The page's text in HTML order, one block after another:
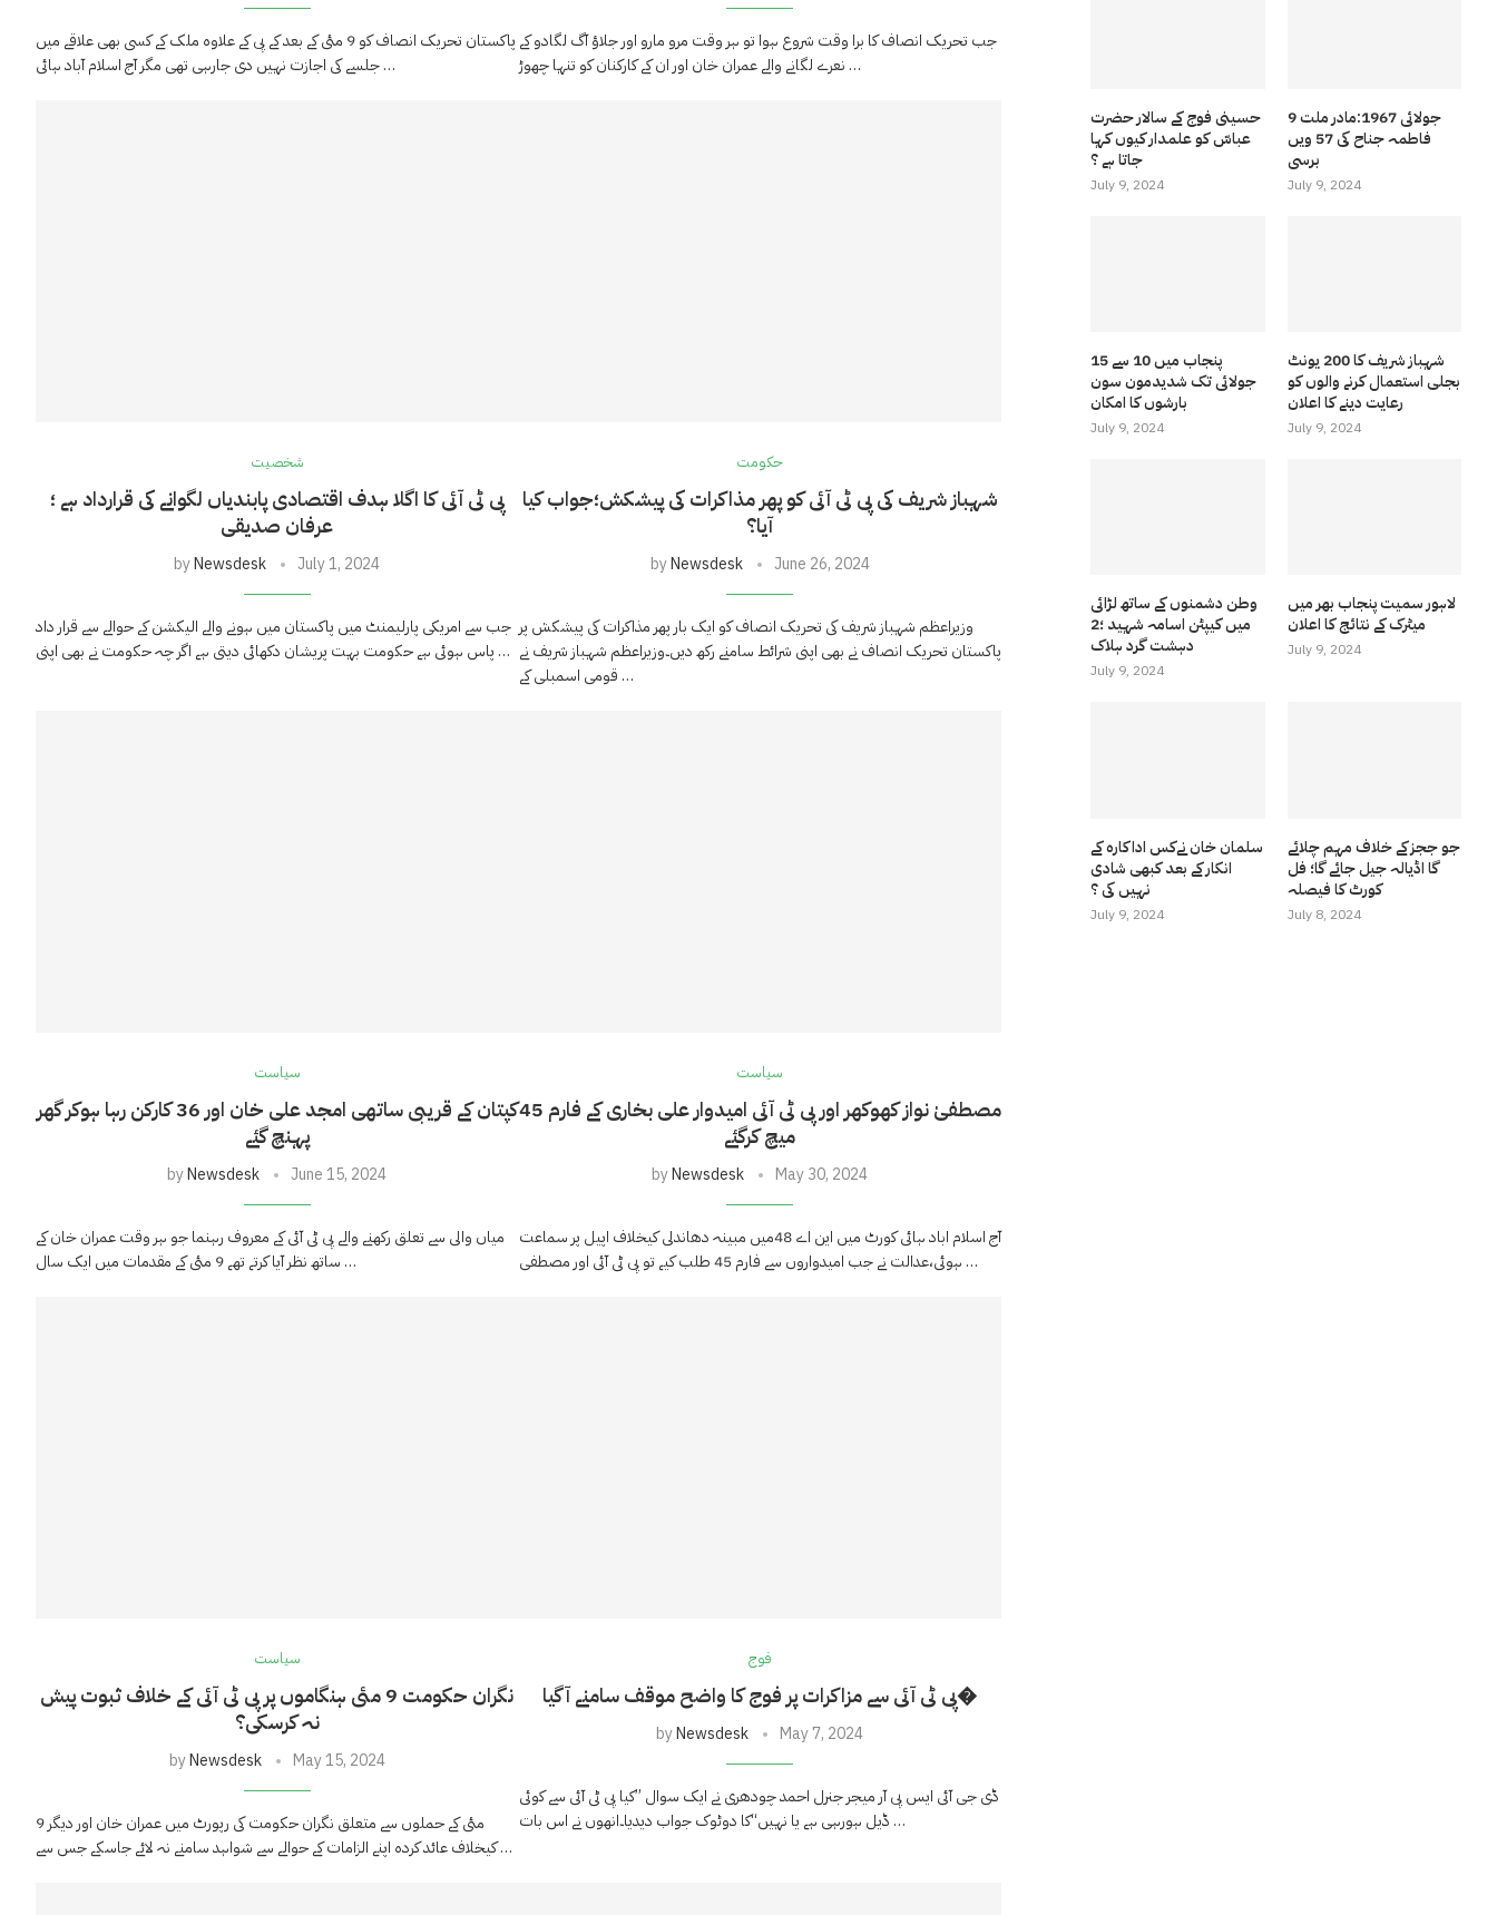
پاکستان تحریک انصاف کو 9 مئی کے بعد کے پی کے علاوہ ملک کے کسی بھی علاقے میں
جلسے کی اجازت نہیں دی جارہی تھی مگر آج اسلام آباد ہائی …
جب تحریک انصاف کا برا وقت شروع ہوا تو ہر وقت مرو مارو اور جلاؤ آگ لگادو کے
نعرے لگانے والے عمران خان اور ان کے کارکنان کو تنہا چھوڑ …
شخصیت
پی ٹی آئی کا اگلا ہدف اقتصادی پابندیاں لگوانے کی قرارداد ہے ؛
عرفان صدیقی
byNewsdesk July 1, 2024
جب سے امریکی پارلیمنٹ میں پاکستان میں ہونے والے الیکشن کے حوالے سے قرار داد
پاس ہوئی ہے حکومت بہت پریشان دکھائی دیتی ہے اگر چہ حکومت نے بھی اپنی …
حکومت
شہباز شریف کی پی ٹی آئی کو پھر مذاکرات کی پیشکش؛جواب کیا
آیا؟
byNewsdesk June 26, 2024
وزیراعظم شہباز شریف کی تحریک انصاف کو ایک بار پھر مذاکرات کی پیشکش پر
پاکستان تحریک انصاف نے بھی اپنی شرائط سامنے رکھ دیں۔وزیراعظم شہباز شریف نے
قومی اسمبلی کے …
سیاست
کپتان کے قریبی ساتھی امجد علی خان اور 36 کارکن رہا ہوکر گھر
پہنچ گئے
byNewsdesk June 15, 2024
میاں والی سے تعلق رکھنے والے پی ٹی آئی کے معروف رہنما جو ہر وقت عمران خان کے
ساتھ نظر آیا کرتے تھے 9 مئی کے مقدمات میں ایک سال …
سیاست
مصطفیٰ نواز کھوکھر اور پی ٹی آئی امیدوار علی بخاری کے فارم 45
میچ کرگئے
byNewsdesk May 30, 2024
آج اسلام اباد ہائی کورٹ میں این اے 48میں مبینہ دھاندلی کیخلاف اپیل پر سماعت
ہوئی،عدالت نے جب امیدواروں سے فارم 45 طلب کیے تو پی ٹی آئی اور مصطفی …
سیاست
نگران حکومت 9 مئی ہنگاموں پر پی ٹی آئی کے خلاف ثبوت پیش
نہ کرسکی؟
byNewsdesk May 15, 2024
9 مئی کے حملوں سے متعلق نگران حکومت کی رپورٹ میں عمران خان اور دیگر
کیخلاف عائد کردہ اپنے الزامات کے حوالے سے شواہد سامنے نہ لائے جاسکے جس سے …
فوج
پی ٹی آئی سے مزاکرات پر فوج کا واضح موقف سامنے آگیا�
byNewsdesk May 7, 2024
ڈی جی آئی ایس پی آر میجر جنرل احمد چودھری نے ایک سوال ’’کیا پی ٹی آئی سے کوئی
ڈیل ہورہی ہے یا نہیں‘‘کا دوٹوک جواب دیدیا۔انھوں نے اس بات …
حسینی فوج کے سالار حضرت
عباسّ کو علمدار کیوں کہا
جاتا ہے ؟
July 9, 2024
9 جولائی 1967:مادر ملت
فاطمہ جناح کی 57 ویں
برسی
July 9, 2024
پنجاب میں 10 سے 15
جولائی تک شدیدمون سون
بارشوں کا امکان
July 9, 2024
شہباز شریف کا 200 یونٹ
بجلی استعمال کرنے والوں کو
رعایت دینے کا اعلان
July 9, 2024
وطن دشمنوں کے ساتھ لڑائی
میں کیپٹن اسامہ شہید ؛2
دہشت گرد ہلاک
July 9, 2024
لاہور سمیت پنجاب بھر میں
میٹرک کے نتائج کا اعلان
July 9, 2024
سلمان خان نےکس اداکارہ کے
انکار کے بعد کبھی شادی
نہیں کی ؟
July 9, 2024
جو ججز کے خلاف مہم چلائے
گا اڈیالہ جیل جائے گا؛ فل
کورٹ کا فیصلہ
July 8, 2024